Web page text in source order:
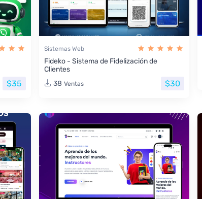
$35
Sistemas Web
Fideko - Sistema de Fidelización de
Clientes
38 Ventas $30